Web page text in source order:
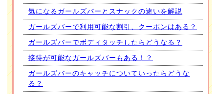
気になるガールズバーとスナックの違いを解説
ガールズバーで利用可能な割引、クーポンはある？
ガールズバーでボディタッチしたらどうなる？
接待が可能なガールズバーもある！？
ガールズバーのキャッチについていったらどうな
る？